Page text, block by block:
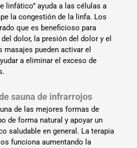
linfático” ayuda a las células a
la congestión de la linfa. Los
que es beneficioso para
dolor, la presión del dolor y el
masajes pueden activar el
a eliminar el exceso de
sauna de infrarrojos
de las mejores formas de
de forma natural y apoyar un
saludable en general. La terapia
funciona aumentando la